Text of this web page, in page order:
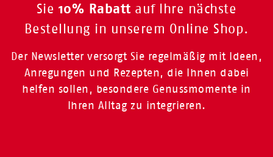
Sie 10% Rabattauf Ihre nächste
Bestellung in unserem Online Shop.
Der Newsletter versorgt Sie regelmäßig mit Ideen,
Anregungen und Rezepten, die Ihnen dabei
helfen sollen, besondere Genussmomente in
Ihren Alltag zu integrieren.